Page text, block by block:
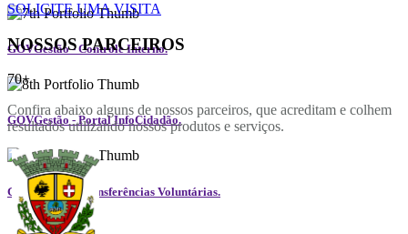
GOVGestão - Controle Interno.
GOVGestão - Portal InfoCidadão.
GOVGestão - Transferências Voluntárias.
SOLICITE UMA VISITA
NOSSOS PARCEIROS
70+
Confira abaixo alguns de nossos parceiros, que acreditam e colhem
resultados utilizando nossos produtos e serviços.